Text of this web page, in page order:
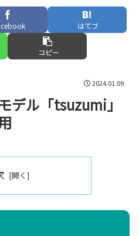
はてブ
コピー
2024.01.09
デル「tsuzumi」